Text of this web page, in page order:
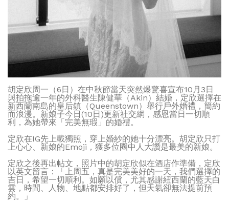
胡定欣周一（6日）在中秋節當天突然爆驚喜宣布10月3日
與拍拖逾一年的外科醫生陳健華（Akin）結婚，定欣選擇在
新西蘭南島的皇后鎮（Queenstown）舉行戶外婚禮，簡約
而浪漫。新娘子今日(10日)更新社交網，感恩當日一切順
利，為她帶來「完美無瑕」的婚禮。
定欣在IG先上載獨照，穿上婚紗的她十分漂亮。胡定欣只打
上心心、新娘的Emoji，獲多位圈中人大讚是最美的新娘。
定欣之後再出帖文，照片中的胡定欣似在酒店作準備，定欣
以英文留言：「上周五，真是完美美好的一天，我們選擇的
吉日，希望一切順利。如願以償，尤其感謝紐西蘭的藍天白
雲，時間、人物、地點都安排好了，但天氣卻無法提前預
約。」